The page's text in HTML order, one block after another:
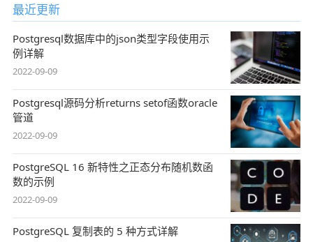
最近更新
Postgresql数据库中的json类型字段使用示
例详解
2022-09-09
Postgresql源码分析returns setof函数oracle
管道
2022-09-09
PostgreSQL 16 新特性之正态分布随机数函
数的示例
2022-09-09
PostgreSQL 复制表的 5 种方式详解